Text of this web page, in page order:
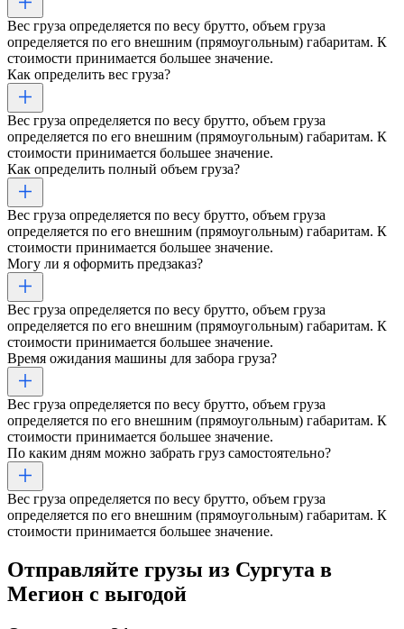
Вес груза определяется по весу брутто, объем груза
определяется по его внешним (прямоугольным) габаритам. К
стоимости принимается большее значение.
Как определить вес груза?
Вес груза определяется по весу брутто, объем груза
определяется по его внешним (прямоугольным) габаритам. К
стоимости принимается большее значение.
Как определить полный объем груза?
Вес груза определяется по весу брутто, объем груза
определяется по его внешним (прямоугольным) габаритам. К
стоимости принимается большее значение.
Могу ли я оформить предзаказ?
Вес груза определяется по весу брутто, объем груза
определяется по его внешним (прямоугольным) габаритам. К
стоимости принимается большее значение.
Время ожидания машины для забора груза?
Вес груза определяется по весу брутто, объем груза
определяется по его внешним (прямоугольным) габаритам. К
стоимости принимается большее значение.
По каким дням можно забрать груз самостоятельно?
Вес груза определяется по весу брутто, объем груза
определяется по его внешним (прямоугольным) габаритам. К
стоимости принимается большее значение.
Отправляйте грузы из Сургута в
Мегион с выгодой